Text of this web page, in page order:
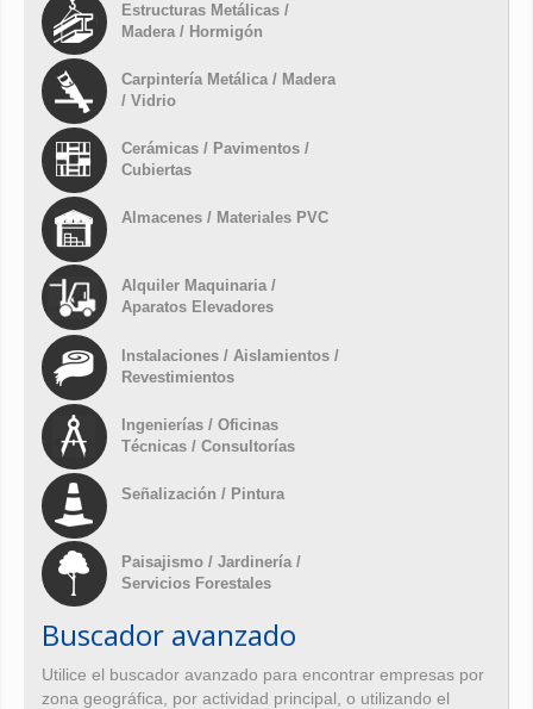
Estructuras Metálicas /
Madera / Hormigón
Carpintería Metálica / Madera
/ Vidrio
Cerámicas / Pavimentos /
Cubiertas
Almacenes / Materiales PVC
Alquiler Maquinaria /
Aparatos Elevadores
Instalaciones / Aislamientos /
Revestimientos
Ingenierías / Oficinas
Técnicas / Consultorías
Señalización / Pintura
Paisajismo / Jardinería /
Servicios Forestales
Buscador avanzado
Utilice el buscador avanzado para encontrar empresas por
zona geográfica, por actividad principal, o utilizando el